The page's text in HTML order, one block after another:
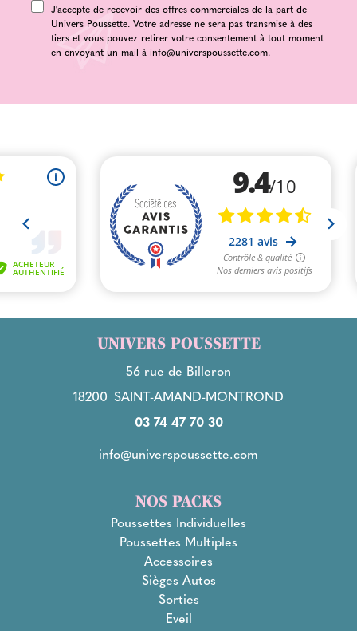
J'accepte de recevoir des offres commerciales de la part de
Univers Poussette. Votre adresse ne sera pas transmise à des
tiers et vous pouvez retirer votre consentement à tout moment
en envoyant un mail à info@universpoussette.com.
UNIVERS POUSSETTE
56 rue de Billeron
18200 SAINT-AMAND-MONTROND
03 74 47 70 30
info@universpoussette.com
NOS PACKS
Poussettes Individuelles
Poussettes Multiples
Accessoires
Sièges Autos
Sorties
Eveil